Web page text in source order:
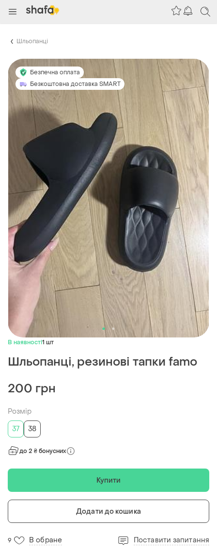
Шльопанці
Безпечна оплата
Безкоштовна доставка SMART
В наявності1 шт
Шльопанці, резинові тапки famo
200 грн
Розмір
37
38
до 2 ₴ бонусних
Купити
Додати до кошика
9 В обране Поставити запитання